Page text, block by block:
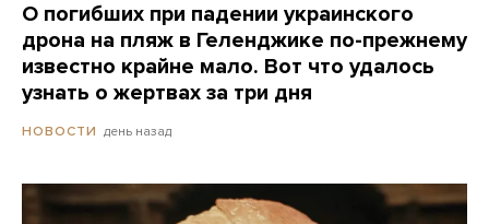
О погибших при падении украинского
дрона на пляж в Геленджике по-прежнему
известно крайне мало. Вот что удалось
узнать о жертвах за три дня
НОВОСТИ день назад